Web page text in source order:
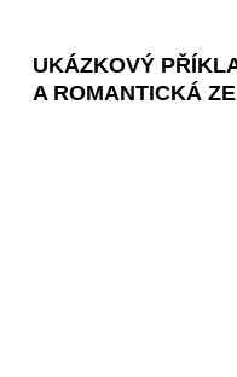
UKÁZKOVÝ
A ROMANTICKÁ